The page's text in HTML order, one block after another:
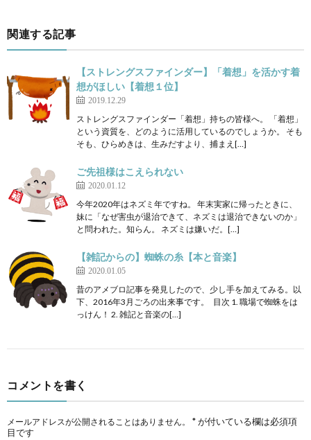
関連する記事
【ストレングスファインダー】「着想」を活かす着
想がほしい【着想１位】
2019.12.29
ストレングスファインダー「着想」持ちの皆様へ。 「着想」
という資質を、どのように活用しているのでしょうか。 そも
そも、ひらめきは、生みだすより、捕まえ[…]
ご先祖様はこえられない
2020.01.12
今年2020年はネズミ年ですね。 年末実家に帰ったときに、
妹に「なぜ害虫が退治できて、ネズミは退治できないのか」
と問われた。知らん。 ネズミは嫌いだ。[…]
【雑記からの】蜘蛛の糸【本と音楽】
2020.01.05
昔のアメブロ記事を発見したので、少し手を加えてみる。以
下、2016年3月ごろの出来事です。 目次 1. 職場で蜘蛛をは
っけん！ 2. 雑記と音楽の[…]
コメントを書く
メールアドレスが公開されることはありません。 *が付いている欄は必須項
目です